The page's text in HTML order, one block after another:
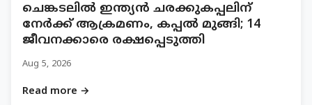
ചെങ്കടലില്‍ ഇന്ത്യന്‍ ചരക്കുകപ്പലിന്
നേര്‍ക്ക് ആക്രമണം, കപ്പല്‍ മുങ്ങി; 14
ജീവനക്കാരെ രക്ഷപ്പെടുത്തി
Aug 5, 2026
Read more →